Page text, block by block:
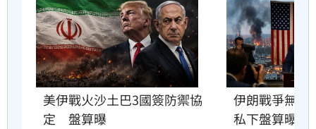
美伊戰火沙土巴3國簽防禦協
定　盤算曝
伊朗戰爭無解
私下盤算曝光